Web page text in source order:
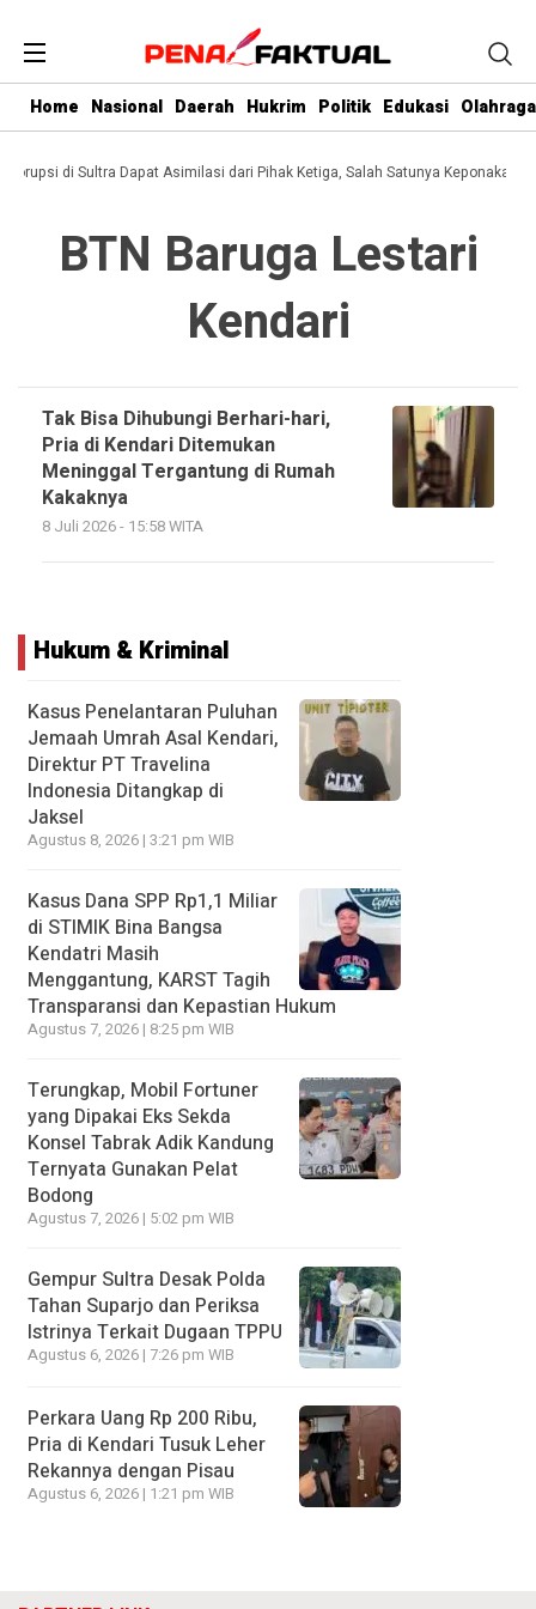
Home Nasional Daerah Hukrim Politik Edukasi Olahraga
Korupsi di Sultra Dapat Asimilasi dari Pihak Ketiga, Salah Satunya Keponakan
BTN Baruga Lestari
Kendari
Tak Bisa Dihubungi Berhari-hari,
Pria di Kendari Ditemukan
Meninggal Tergantung di Rumah
Kakaknya
8 Juli 2026 - 15:58 WITA
Hukum & Kriminal
Kasus Penelantaran Puluhan
Jemaah Umrah Asal Kendari,
Direktur PT Travelina
Indonesia Ditangkap di
Jaksel
Agustus 8, 2026 | 3:21 pm WIB
Kasus Dana SPP Rp1,1 Miliar
di STIMIK Bina Bangsa
Kendatri Masih
Menggantung, KARST Tagih
Transparansi dan Kepastian Hukum
Agustus 7, 2026 | 8:25 pm WIB
Terungkap, Mobil Fortuner
yang Dipakai Eks Sekda
Konsel Tabrak Adik Kandung
Ternyata Gunakan Pelat
Bodong
Agustus 7, 2026 | 5:02 pm WIB
Gempur Sultra Desak Polda
Tahan Suparjo dan Periksa
Istrinya Terkait Dugaan TPPU
Agustus 6, 2026 | 7:26 pm WIB
Perkara Uang Rp 200 Ribu,
Pria di Kendari Tusuk Leher
Rekannya dengan Pisau
Agustus 6, 2026 | 1:21 pm WIB